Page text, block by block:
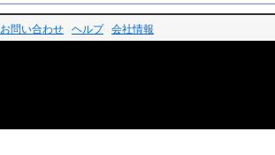
お問い合わせ ヘルプ 会社情報